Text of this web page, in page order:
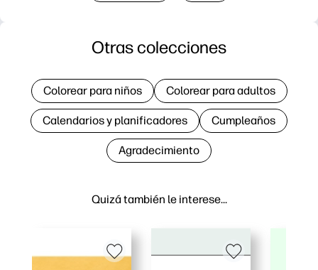
Quizá también le interese…
Otras colecciones
Colorear para niños Colorear para adultos
Calendarios y planificadores Cumpleaños
Agradecimiento